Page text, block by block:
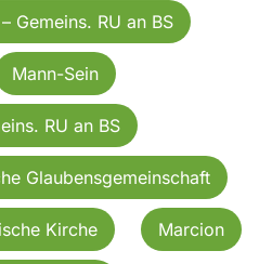
Gemeins. RU an BS
Mann-Sein
RU an BS
Glaubensgemeinschaft
Kirche Marcion